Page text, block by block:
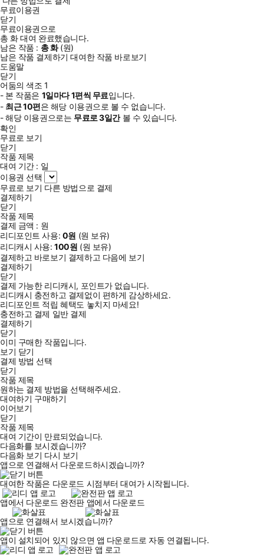
무료이용권
닫기
무료이용권으로
총화대여 완료했습니다.
남은 작품 : 총화(원)
남은 작품 결제하기 대여한 작품 바로보기
도움말
닫기
어둠의 색조 1
- 본 작품은 1일마다1편씩 무료입니다.
- 최근10편은 해당 이용권으로 볼 수 없습니다.
- 해당 이용권으로는 무료로3일간볼 수 있습니다.
확인
무료로 보기
닫기
작품 제목
대여 기간 : 일
이용권 선택
무료로 보기 다른 방법으로 결제
결제하기
닫기
작품 제목
결제 금액 : 원
리디포인트 사용: 0원 (원 보유)
리디캐시 사용:100원 (원 보유)
결제하고 바로보기 결제하고 다음에 보기
결제하기
닫기
결제 가능한 리디캐시, 포인트가 없습니다.
리디캐시 충전하고 결제없이 편하게 감상하세요.
리디포인트 적립 혜택도 놓치지 마세요!
충전하고 결제 일반 결제
결제하기
닫기
이미 구매한 작품입니다.
보기 닫기
결제 방법 선택
닫기
작품 제목
원하는 결제 방법을 선택해주세요.
대여하기 구매하기
이어보기
닫기
작품 제목
대여 기간이 만료되었습니다.
다음화를 보시겠습니까?
다음화 보기 다시 보기
앱으로 연결해서 다운로드하시겠습니까?
대여한 작품은 다운로드 시점부터 대여가 시작됩니다.
앱에서 다운로드 완전판 앱에서 다운로드
앱으로 연결해서 보시겠습니까?
앱이 설치되어 있지 않으면 앱 다운로드로 자동 연결됩니다.